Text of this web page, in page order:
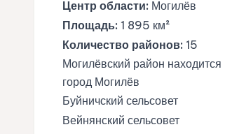
Центр области: Могилёв
Площадь: 1 895 км²
Количество районов: 15
Могилёвский район
город Могилёв
Буйничский сельсовет
Вейнянский сельсовет